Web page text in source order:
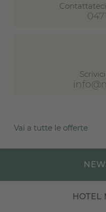
Vai a tutte le offerte
HOTEL